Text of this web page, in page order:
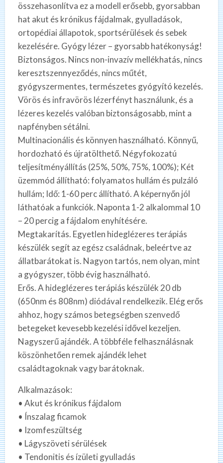
összehasonlítva ez a modell erősebb, gyorsabban
hat akut és krónikus fájdalmak, gyulladások,
ortopédiai állapotok, sportsérülések és sebek
kezelésére. Gyógy lézer – gyorsabb hatékonyság!
Biztonságos. Nincs non-invazív mellékhatás, nincs
keresztszennyeződés, nincs műtét,
gyógyszermentes, természetes gyógyító kezelés.
Vörös és infravörös lézerfényt használunk, és a
lézeres kezelés valóban biztonságosabb, mint a
napfényben sétálni.
Multinacionális és könnyen használható. Könnyű,
hordozható és újratölthető. Négyfokozatú
teljesítményállítás (25%, 50%, 75%, 100%); Két
üzemmód állítható: folyamatos hullám és pulzáló
hullám; Idő: 1-60 perc állítható. A képernyőn jól
láthatóak a funkciók. Naponta 1-2 alkalommal 10
– 20 percig a fájdalom enyhítésére.
Megtakarítás. Egyetlen hideglézeres terápiás
készülék segít az egész családnak, beleértve az
állatbarátokat is. Nagyon tartós, nem olyan, mint
a gyógyszer, több évig használható.
Erős. A hideglézeres terápiás készülék 20 db
(650nm és 808nm) diódával rendelkezik. Elég erős
ahhoz, hogy számos betegségben szenvedő
betegeket kevesebb kezelési idővel kezeljen.
Nagyszerű ajándék. A többféle felhasználásnak
köszönhetően remek ajándék lehet
családtagoknak vagy barátoknak.
Alkalmazások:
• Akut és krónikus fájdalom
• Ínszalag ficamok
• Izomfeszültség
• Lágyszöveti sérülések
• Tendonitis és ízületi gyulladás